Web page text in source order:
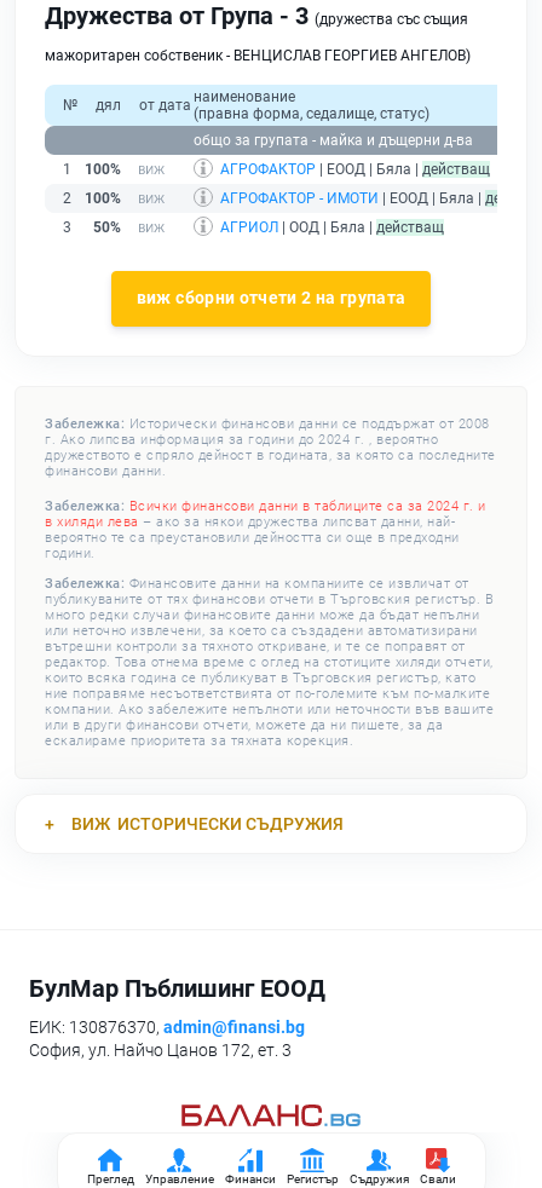
Преглед Управление Финанси Регистър Съдружия Свали
Дружества от Група - 3 (дружества със същия
мажоритарен собственик - ВЕНЦИСЛАВ ГЕОРГИЕВ АНГЕЛОВ)
№ дял от дата наименование
(правна форма, седалище, статус)
общо за групата - майка и дъщерни д-ва
1
100% АГРОФАКТОР | ЕООД | Бяла | действащ
2
100% АГРОФАКТОР - ИМОТИ | ЕООД | Бяла |
3
50% АГРИОЛ | ООД | Бяла | действащ
виж сборни отчети 2 на групата
Забележка: Исторически финансови данни се поддържат от 2008
г. Ако липсва информация за години до 2024 г. , вероятно
дружеството е спряло дейност в годината, за която са последните
финансови данни.
Забележка: Всички финансови данни в таблиците са за 2024 г. и
в хиляди лева – ако за някои дружества липсват данни, най-
вероятно те са преустановили дейността си още в предходни
години.
Забележка: Финансовите данни на компаниите се извличат от
публикуваните от тях финансови отчети в Търговския регистър. В
много редки случаи финансовите данни може да бъдат непълни
или неточно извлечени, за което са създадени автоматизирани
вътрешни контроли за тяхното откриване, и те се поправят от
редактор. Това отнема време с оглед на стотиците хиляди отчети,
които всяка година се публикуват в Търговския регистър, като
ние поправяме несъответствията от по-големите към по-малките
компании. Ако забележите непълноти или неточности във вашите
или в други финансови отчети, можете да ни пишете, за да
ескалираме приоритета за тяхната корекция.
ВИЖ ИСТОРИЧЕСКИ СЪДРУЖИЯ
БулМар Пъблишинг ЕООД
ЕИК: 130876370, admin@finansi.bg
София, ул. Найчо Цанов 172, ет. 3